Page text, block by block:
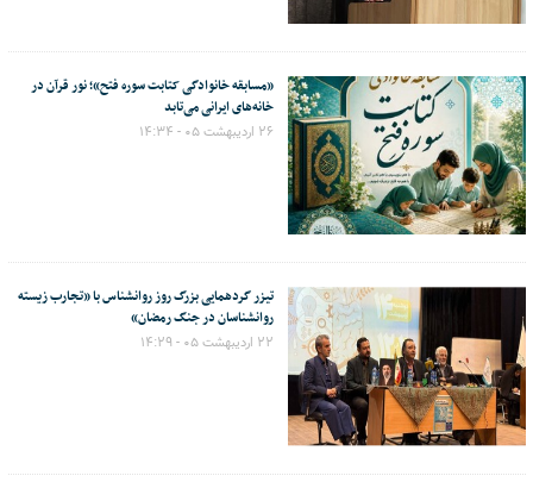
«مسابقه خانوادگی کتابت سوره فتح»؛ نور قرآن در
خانه‌های ایرانی می‌تابد
۲۶ اردیبهشت ۰۵ - ۱۴:۳۴
تیزر گردهمایی بزرگ روز روانشناس با «تجارب زیسته
روانشناسان در جنگ رمضان»
۲۲ اردیبهشت ۰۵ - ۱۴:۲۹